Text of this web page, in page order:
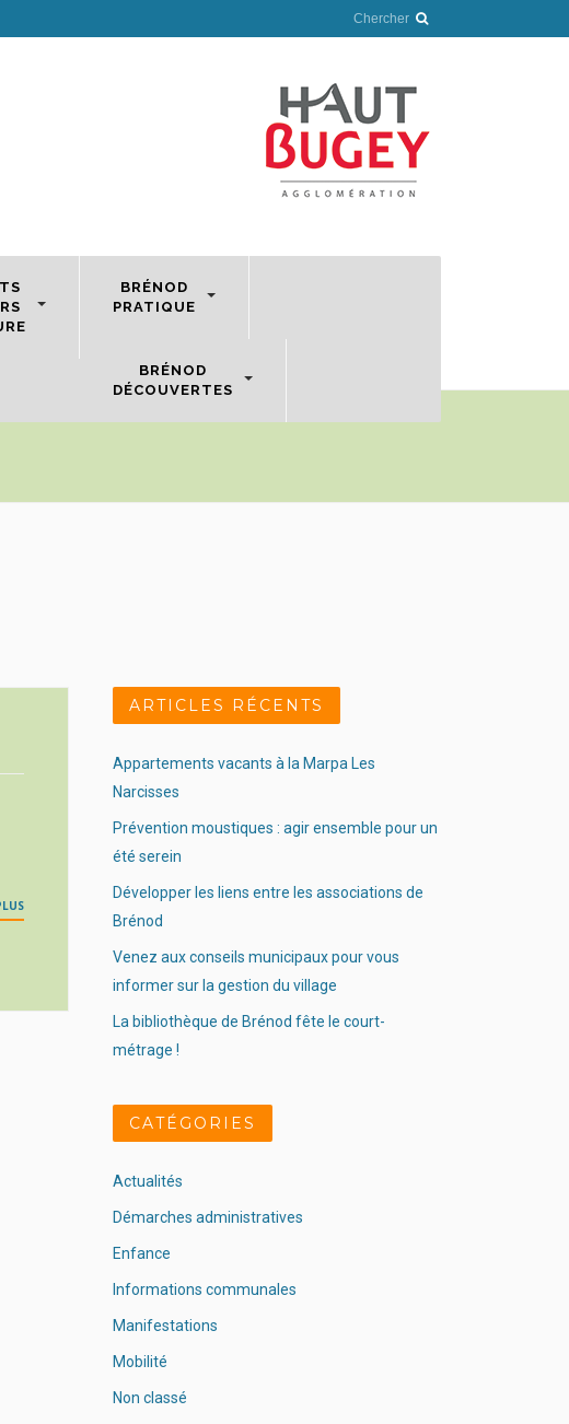
BRÉNOD
PRATIQUE
BRÉNOD
DÉCOUVERTES
ARTICLES RÉCENTS
Appartements vacants à la Marpa Les
Narcisses
Prévention moustiques : agir ensemble pour un
été serein
Développer les liens entre les associations de
Brénod
Venez aux conseils municipaux pour vous
informer sur la gestion du village
La bibliothèque de Brénod fête le court-
métrage !
CATÉGORIES
Actualités
Démarches administratives
Enfance
Informations communales
Manifestations
Mobilité
Non classé